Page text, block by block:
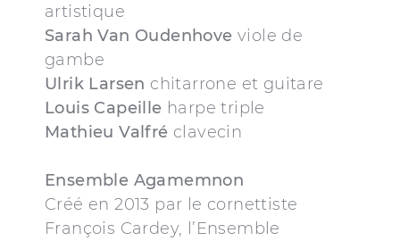
artistique
Sarah Van Oudenhove viole de
gambe
Ulrik Larsen chitarrone et guitare
Louis Capeille harpe triple
Mathieu Valfré clavecin
Ensemble Agamemnon
Créé en 2013 par le cornettiste
François Cardey, l’Ensemble